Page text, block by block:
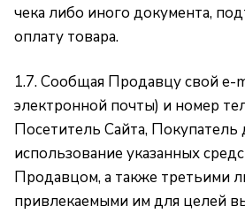
чека либо иного документа,
оплату товара.
1.7. Сообщая Продавцу свой e-
электронной почты) и номер
Посетитель Сайта, Покупатель
использование указанных
Продавцом, а также третьими
привлекаемыми им для целей